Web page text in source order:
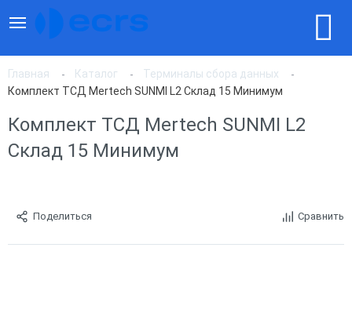
Главная Каталог
Терминалы сбора данных
Комплект ТСД Mertech SUNMI L2 Склад 15 Минимум
Комплект ТСД Mertech SUNMI L2
Склад 15 Минимум
Поделиться Сравнить